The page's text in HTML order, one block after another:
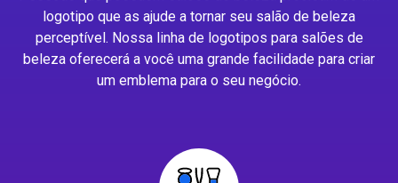
logotipo que as ajude a tornar seu salão de beleza
perceptível. Nossa linha de logotipos para salões de
beleza oferecerá a você uma grande facilidade para criar
um emblema para o seu negócio.